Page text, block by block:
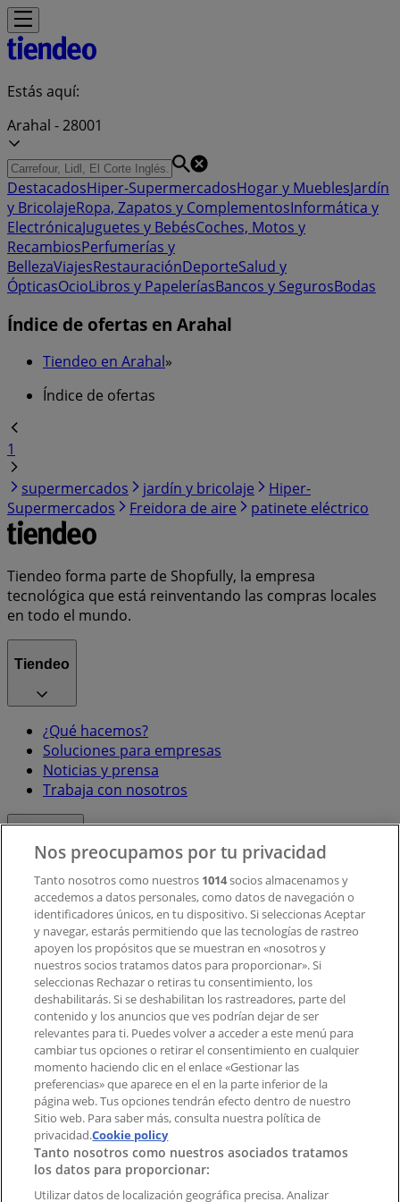
Estás aquí:
Arahal - 28001
DestacadosHiper-SupermercadosHogar y MueblesJardín
y BricolajeRopa, Zapatos y ComplementosInformática y
ElectrónicaJuguetes y BebésCoches, Motos y
RecambiosPerfumerías y
BellezaViajesRestauraciónDeporteSalud y
ÓpticasOcioLibros y PapeleríasBancos y SegurosBodas
Índice de ofertas en Arahal
Tiendeo en Arahal»
Índice de ofertas
1
supermercados
jardín y bricolaje
Hiper-
Supermercados
Freidora de aire patinete eléctrico
Tiendeo forma parte de Shopfully, la empresa
tecnológica que está reinventando las compras locales
en todo el mundo.
Tiendeo
¿Qué hacemos?
Soluciones para empresas
Noticias y prensa
Trabaja con nosotros
Contacto comercial y de marketing
Tienda mal colocada en el mapa
Notificar un folleto
¿Encontraste un problema en la web o en la
aplicación?
Índices
Marcas
Marcas locales
Negocios
Negocios cercanos
Productos
Productos locales
Nos preocupamos por tu privacidad
Tanto nosotros como nuestros 1014socios almacenamos y
accedemos a datos personales, como datos de navegación o
identificadores únicos, en tu dispositivo. Si seleccionas Aceptar
y navegar, estarás permitiendo que las tecnologías de rastreo
apoyen los propósitos que se muestran en «nosotros y
nuestros socios tratamos datos para proporcionar». Si
seleccionas Rechazar o retiras tu consentimiento, los
deshabilitarás. Si se deshabilitan los rastreadores, parte del
contenido y los anuncios que ves podrían dejar de ser
relevantes para ti. Puedes volver a acceder a este menú para
cambiar tus opciones o retirar el consentimiento en cualquier
momento haciendo clic en el enlace «Gestionar las
preferencias» que aparece en el en la parte inferior de la
página web. Tus opciones tendrán efecto dentro de nuestro
Sitio web. Para saber más, consulta nuestra política de
privacidad.Cookie policy
Tanto nosotros como nuestros asociados tratamos
los datos para proporcionar:
Utilizar datos de localización geográfica precisa. Analizar